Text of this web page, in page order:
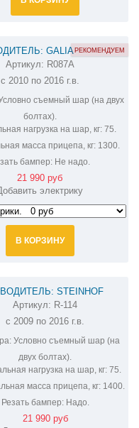
GALIA
ФАРКОП НА
SCENIC R087A
Артикул: R087A
с 2010 по 2016 г.в.
съемный шар (на двух
болтах).
нагрузка на шар, кг:75.
масса прицепа, кг:1300.
бампер:Не надо.
РЕКОМЕНДУЕМ
21 990 руб
электрику
В КОРЗИНУ
STEINHOF
НА RENAULT SCENIC R-114
Артикул: R-114
с 2009 по 2016 г.в.
Условно съемный шар (на
двух болтах).
нагрузка на шар, кг: 75.
масса прицепа, кг: 1400.
Резать бампер:Надо.
21 990 руб